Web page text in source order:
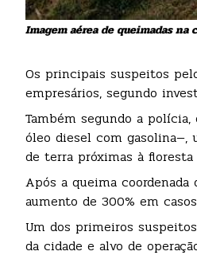
Imagem aérea de queimadas
Os principais suspeitos
empresários, segundo
Também segundo a
óleo diesel com gasolina—,
de terra próximas à
Após a queima coordenada
aumento de 300% em
Um dos primeiros
da cidade e alvo de